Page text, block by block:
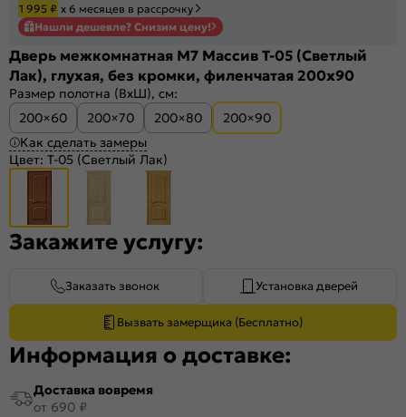
1 995 ₽ х 6 месяцев в рассрочку
Нашли дешевле? Снизим цену!
Дверь межкомнатная М7 Массив Т-05 (Светлый
Лак), глухая, без кромки, филенчатая 200x90
Размер полотна (ВхШ), см:
200×60
200×70 200×80
200×90
Как сделать замеры
Цвет: Т-05 (Светлый Лак)
Закажите услугу:
Заказать звонок Установка дверей
Вызвать замерщика (Бесплатно)
Информация о доставке:
Доставка вовремя
от 690 ₽